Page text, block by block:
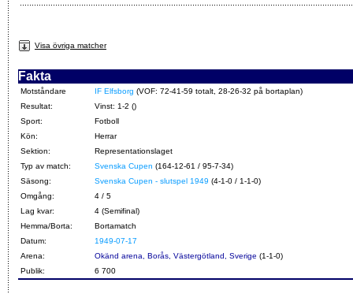
Visa övriga matcher
Fakta
Motståndare IF Elfsborg (VOF: 72-41-59 totalt, 28-26-32 på bortaplan)
Resultat:
Vinst: 1-2 ()
Sport:
Fotboll
Kön:
Herrar
Sektion:
Representationslaget
Typ av match:
Svenska Cupen (164-12-61 / 95-7-34)
Säsong:
Svenska Cupen - slutspel 1949 (4-1-0 / 1-1-0)
Omgång:
4 / 5
Lag kvar:
4 (Semifinal)
Hemma/Borta:
Bortamatch
Datum:
1949-07-17
Arena:
Okänd arena, Borås, Västergötland, Sverige (1-1-0)
Publik:
6 700